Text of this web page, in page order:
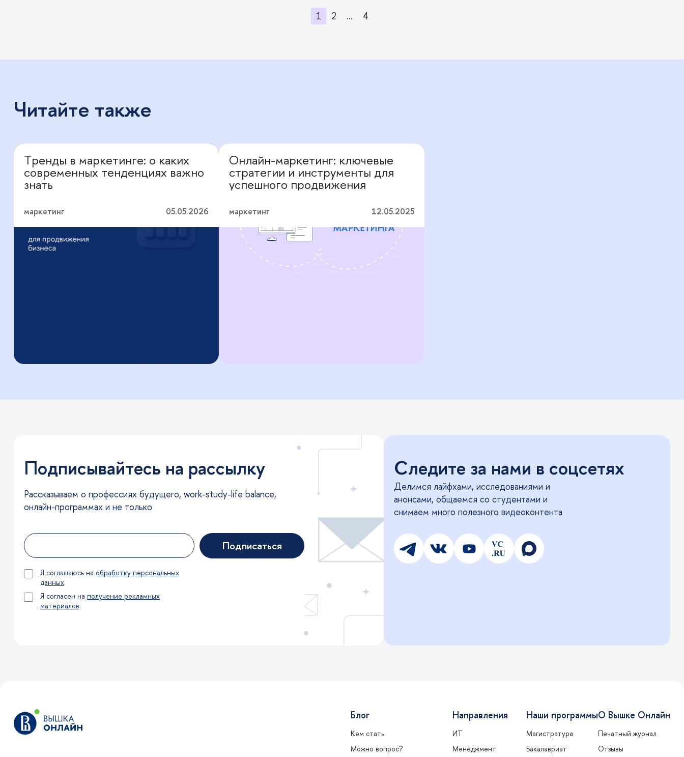
1 2 … 4
Читайте также
Перевод с профессионального
Тренды в маркетинге: о каких
современных тенденциях важно
знать
маркетинг 05.05.2026
Перевод с профессионального
Онлайн-маркетинг: ключевые
стратегии и инструменты для
успешного продвижения
маркетинг 12.05.2025
Подписывайтесь на рассылку
Рассказываем о профессиях будущего, work-study-life balance,
онлайн-программах и не только
Я соглашаюсь на обработку персональных
данных
Я согласен на получение рекламных
материалов
Подписаться
Следите за нами в соцсетях
Делимся лайфхами, исследованиями и
анонсами, общаемся со студентами и
снимаем много полезного видеоконтента
Блог
Кем стать
Можно вопрос?
Направления
ИТ
Менеджмент
Наши программы
Магистратура
Бакалавриат
О Вышке Онлайн
Печатный журнал
Отзывы